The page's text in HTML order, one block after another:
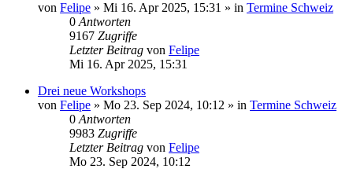
von Felipe » Mi 16. Apr 2025, 15:31 » in Termine Schweiz
0 Antworten
9167 Zugriffe
Letzter Beitrag von Felipe
Mi 16. Apr 2025, 15:31
Drei neue Workshops
von Felipe » Mo 23. Sep 2024, 10:12 » in Termine Schweiz
0 Antworten
9983 Zugriffe
Letzter Beitrag von Felipe
Mo 23. Sep 2024, 10:12